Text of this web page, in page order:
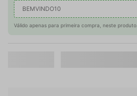
BEMVINDO10
Válido apenas para primeira compra, neste produto.